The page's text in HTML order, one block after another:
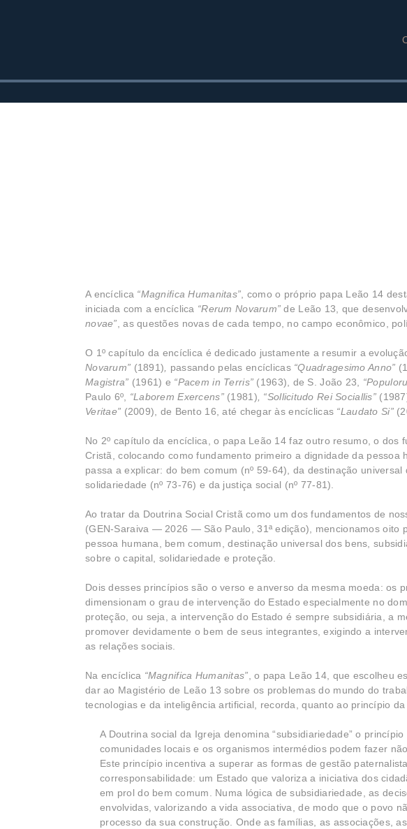
A encíclica “Magnifica Humanitas”, como o próprio papa Leão 14
iniciada com a encíclica “Rerum Novarum” de Leão 13, que
novae”, as questões novas de cada tempo, no campo econômico,
O 1º capítulo da encíclica é dedicado justamente a resumir a
Novarum” (1891), passando pelas encíclicas “Quadragesimo Anno”
Magistra” (1961) e “Pacem in Terris” (1963), de S. João 23,
Paulo 6º, “Laborem Exercens” (1981), “Sollicitudo Rei Sociallis”
Veritae” (2009), de Bento 16, até chegar às encíclicas “Laudato Si”
No 2º capítulo da encíclica, o papa Leão 14 faz outro resumo, o
Cristã, colocando como fundamento primeiro a dignidade da
passa a explicar: do bem comum (nº 59-64), da destinação
solidariedade (nº 73-76) e da justiça social (nº 77-81).
Ao tratar da Doutrina Social Cristã como um dos fundamentos de
(GEN-Saraiva — 2026 — São Paulo, 31ª edição), mencionamos oito
pessoa humana, bem comum, destinação universal dos bens,
sobre o capital, solidariedade e proteção.
Dois desses princípios são o verso e anverso da mesma moeda: os
dimensionam o grau de intervenção do Estado especialmente no
proteção, ou seja, a intervenção do Estado é sempre subsidiária, a
promover devidamente o bem de seus integrantes, exigindo a
as relações sociais.
Na encíclica “Magnifica Humanitas”, o papa Leão 14, que escolheu
dar ao Magistério de Leão 13 sobre os problemas do mundo do
tecnologias e da inteligência artificial, recorda, quanto ao princípio
A Doutrina social da Igreja denomina “subsidiariedade” o
comunidades locais e os organismos intermédios podem fazer
Este princípio incentiva a superar as formas de gestão
corresponsabilidade: um Estado que valoriza a iniciativa dos
em prol do bem comum. Numa lógica de subsidiariedade, as
envolvidas, valorizando a vida associativa, de modo que o povo
processo da sua construção. Onde as famílias, as associações,